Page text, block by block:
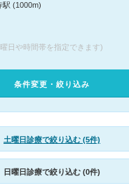
駅 (1000m)
日や時間帯を指定できます)
条件変更・絞り込み
土曜日診療で絞り込む (5件)
日曜日診療で絞り込む (0件)